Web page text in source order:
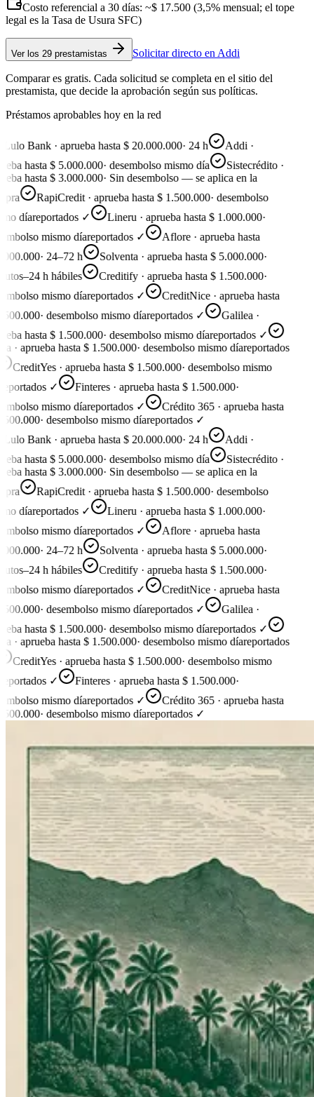
Costo referencial a 30 días: ~$ 17.500 (3,5% mensual; el tope
legal es la Tasa de Usura SFC)
Ver los 29 prestamistas Solicitar directo en Addi
Comparar es gratis. Cada solicitud se completa en el sitio del
prestamista, que decide la aprobación según sus políticas.
Préstamos aprobables hoy en la red
Bank · aprueba hasta $ 20.000.000·24 h
Addi ·
hasta $ 5.000.000·desembolso mismo día
Sistecrédito ·
hasta $ 3.000.000·Sin desembolso — se aplica en la
RapiCredit · aprueba hasta $ 1.500.000·desembolso
díareportados ✓ Lineru · aprueba hasta $ 1.000.000·
mismo díareportados ✓
Aflore · aprueba hasta
·24–72 h Solventa · aprueba hasta $ 5.000.000·
h hábiles
Creditify · aprueba hasta $ 1.500.000·
mismo díareportados ✓
CreditNice · aprueba hasta
·desembolso mismo díareportados ✓
Galilea ·
hasta $ 1.500.000·desembolso mismo díareportados ✓
· aprueba hasta $ 1.500.000·desembolso mismo díareportados
CreditYes · aprueba hasta $ 1.500.000·desembolso mismo
✓
Finteres · aprueba hasta $ 1.500.000·
mismo díareportados ✓
Crédito 365 · aprueba hasta
·desembolso mismo díareportados ✓
Bank · aprueba hasta $ 20.000.000·24 h
Addi ·
hasta $ 5.000.000·desembolso mismo día
Sistecrédito ·
hasta $ 3.000.000·Sin desembolso — se aplica en la
RapiCredit · aprueba hasta $ 1.500.000·desembolso
díareportados ✓ Lineru · aprueba hasta $ 1.000.000·
mismo díareportados ✓
Aflore · aprueba hasta
·24–72 h Solventa · aprueba hasta $ 5.000.000·
h hábiles
Creditify · aprueba hasta $ 1.500.000·
mismo díareportados ✓
CreditNice · aprueba hasta
·desembolso mismo díareportados ✓
Galilea ·
hasta $ 1.500.000·desembolso mismo díareportados ✓
· aprueba hasta $ 1.500.000·desembolso mismo díareportados
CreditYes · aprueba hasta $ 1.500.000·desembolso mismo
✓
Finteres · aprueba hasta $ 1.500.000·
mismo díareportados ✓
Crédito 365 · aprueba hasta
·desembolso mismo díareportados ✓